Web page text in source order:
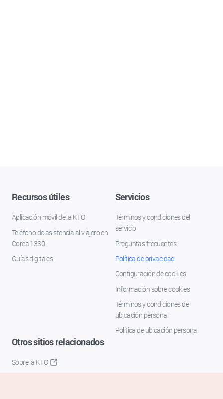
Recursos útiles
Aplicación móvil de la KTO
Teléfono de asistencia al viajero en
Corea 1330
Guías digitales
Servicios
Términos y condiciones del
servicio
Preguntas frecuentes
Política de privacidad
Configuración de cookies
Información sobre cookies
Términos y condiciones de
ubicación personal
Política de ubicación personal
Otros sitios relacionados
Sobre la KTO